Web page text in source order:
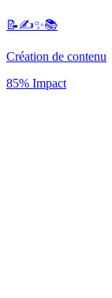
📝✍️✨📚
Création de contenu
85% Impact